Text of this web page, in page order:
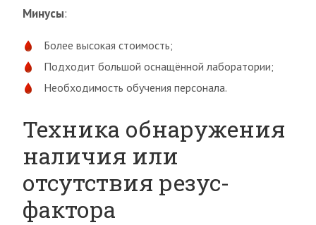
Минусы:
Более высокая стоимость;
Подходит большой оснащённой лаборатории;
Необходимость обучения персонала.
Техника обнаружения
наличия или
отсутствия резус-
фактора